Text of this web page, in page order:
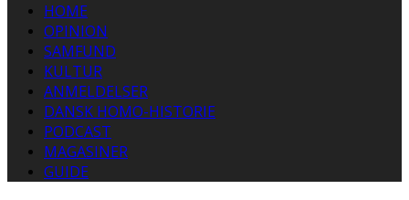
HOME
OPINION
SAMFUND
KULTUR
ANMELDELSER
DANSK HOMO-HISTORIE
PODCAST
MAGASINER
GUIDE